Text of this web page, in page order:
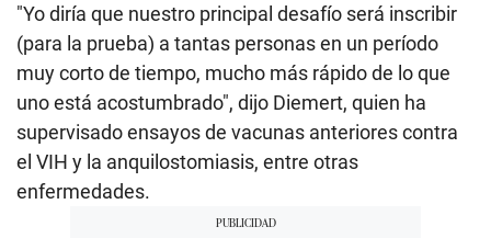
"Yo diría que nuestro principal desafío será inscribir
(para la prueba) a tantas personas en un período
muy corto de tiempo, mucho más rápido de lo que
uno está acostumbrado", dijo Diemert, quien ha
supervisado ensayos de vacunas anteriores contra
el VIH y la anquilostomiasis, entre otras
enfermedades.